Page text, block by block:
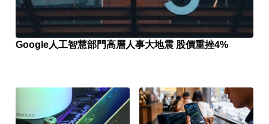
Google人工智慧部門高層人事大地震 股價重挫4%